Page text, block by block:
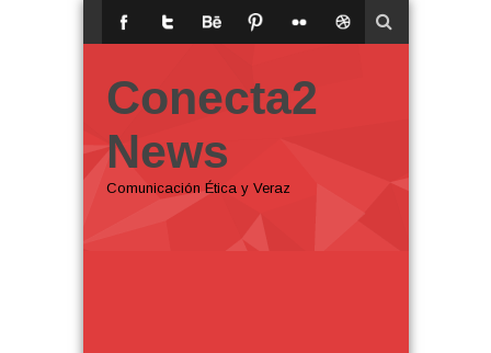
Conecta2
News
Comunicación Ética y Veraz